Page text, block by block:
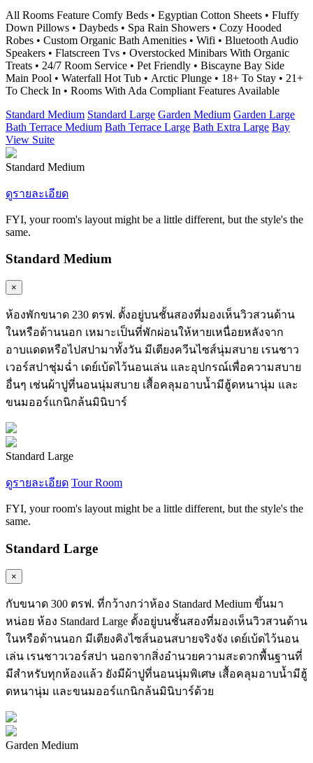
All Rooms Feature Comfy Beds • Egyptian Cotton Sheets • Fluffy
Down Pillows • Daybeds • Spa Rain Showers • Cozy Hooded
Robes • Custom Organic Bath Amenities • Wifi • Bluetooth Audio
Speakers • Flatscreen Tvs • Overstocked Minibars With Organic
Treats • 24/7 Room Service • Pet Friendly • Biscayne Bay Side
Main Pool • Waterfall Hot Tub • Arctic Plunge • 18+ To Stay • 21+
To Check In • Rooms With Ada Compliant Features Available
Standard Medium Standard Large Garden Medium Garden Large
Bath Terrace Medium Bath Terrace Large Bath Extra Large Bay
View Suite
Standard Medium
ดูรายละเอียด
FYI, your room's layout might be a little different, but the style's the
same.
Standard Medium
×
ห้องพักขนาด 230 ตรฟ. ตั้งอยู่บนชั้นสองที่มองเห็นวิวสวนด้าน
ในหรือด้านนอก เหมาะเป็นที่พักผ่อนให้หายเหนื่อยหลังจาก
อาบแดดหรือไปสปามาทั้งวัน มีเตียงควีนไซส์นุ่มสบาย เรนชาว
เวอร์สปาชุ่มฉ่ำ เดย์เบ้ดไว้นอนเล่น และอุปกรณ์เพื่อความสบาย
อื่นๆ เช่นผ้าปูที่นอนนุ่มสบาย เสื้อคลุมอาบน้ำมีฮู้ดหนานุ่ม และ
ขนมออร์แกนิกล้นมินิบาร์
Standard Large
ดูรายละเอียด Tour Room
FYI, your room's layout might be a little different, but the style's the
same.
Standard Large
×
กับขนาด 300 ตรฟ. ที่กว้างกว่าห้อง Standard Medium ขึ้นมา
หน่อย ห้อง Standard Large ตั้งอยู่บนชั้นสองที่มองเห็นวิวสวนด้าน
ในหรือด้านนอก มีเตียงคิงไซส์นอนสบายจริงจัง เดย์เบ้ดไว้นอน
เล่น เรนชาวเวอร์สปา นอกจากสิ่งอำนวยความสะดวกพื้นฐานที่
มีสำหรับทุกห้องแล้ว ยังมีผ้าปูที่นอนนุ่มพิเศษ เสื้อคลุมอาบน้ำมีฮู้
ดหนานุ่ม และขนมออร์แกนิกล้นมินิบาร์ด้วย
Garden Medium